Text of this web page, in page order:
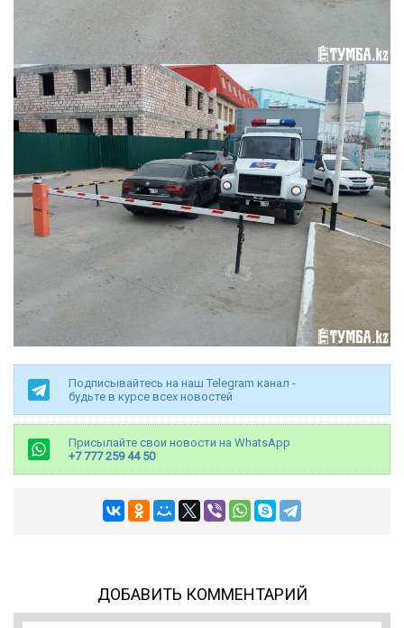
Подписывайтесь на наш Telegram канал -
будьте в курсе всех новостей
Присылайте свои новости на WhatsApp
+7 777 259 44 50
ДОБАВИТЬ КОММЕНТАРИЙ